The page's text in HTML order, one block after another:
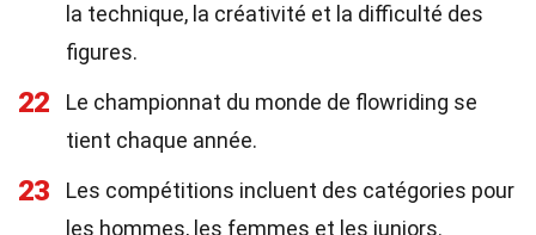
la technique, la créativité et la difficulté des
figures.
22
Le championnat du monde de flowriding se
tient chaque année.
23
Les compétitions incluent des catégories pour
les hommes, les femmes et les juniors.